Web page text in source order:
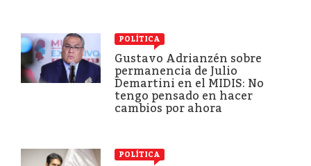
POLÍTICA
Gustavo Adrianzén sobre
permanencia de Julio
Demartini en el MIDIS: No
tengo pensado en hacer
cambios por ahora
POLÍTICA